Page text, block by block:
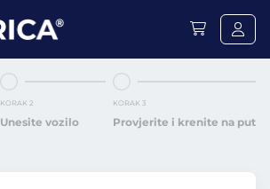
KORAK 2
Unesite vozilo
KORAK 3
Provjerite i krenite na put